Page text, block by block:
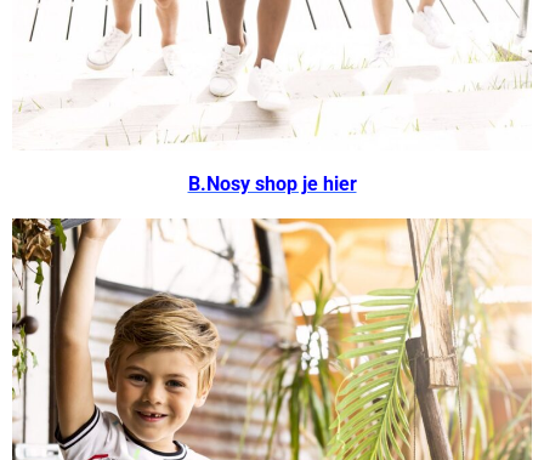
B.Nosy shop je hier